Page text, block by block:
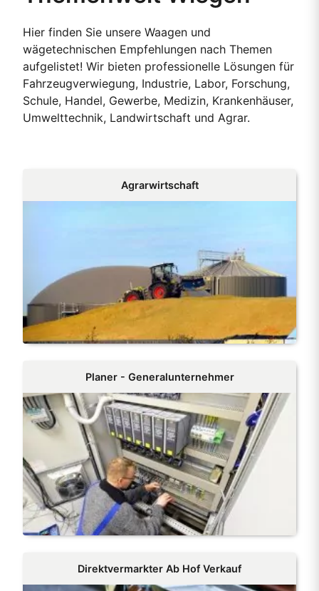
Hier finden Sie unsere Waagen und
wägetechnischen Empfehlungen nach Themen
aufgelistet! Wir bieten professionelle Lösungen für
Fahrzeugverwiegung, Industrie, Labor, Forschung,
Schule, Handel, Gewerbe, Medizin, Krankenhäuser,
Umwelttechnik, Landwirtschaft und Agrar.
Agrarwirtschaft
Planer - Generalunternehmer
Direktvermarkter Ab Hof Verkauf